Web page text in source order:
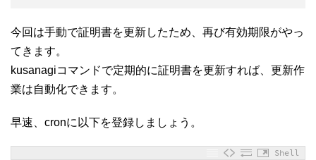
今回は手動で証明書を更新したため、再び有効期限がやっ
てきます。
kusanagiコマンドで定期的に証明書を更新すれば、更新作
業は自動化できます。
早速、cronに以下を登録しましょう。
Shell